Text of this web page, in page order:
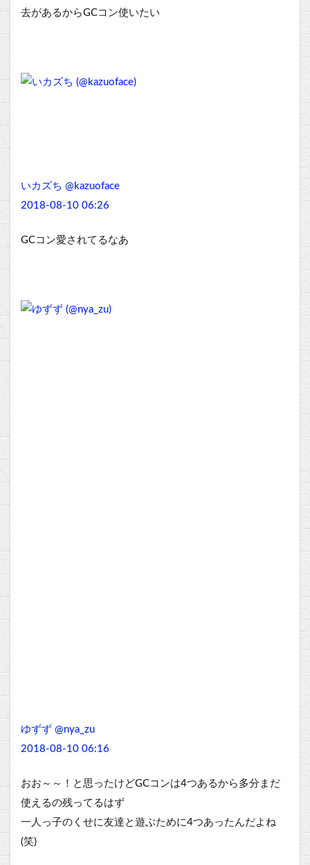
去があるからGCコン使いたい
いカズち @kazuoface
2018-08-10 06:26
GCコン愛されてるなあ
ゆずず @nya_zu
2018-08-10 06:16
おお～～！と思ったけどGCコンは4つあるから多分まだ
使えるの残ってるはず
一人っ子のくせに友達と遊ぶために4つあったんだよね
(笑)